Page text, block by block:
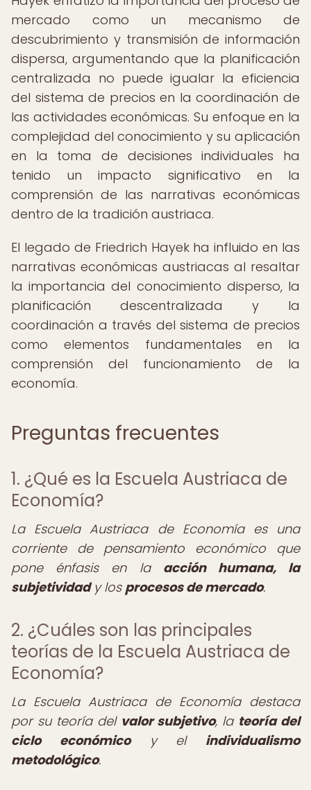
mercado como un mecanismo de
descubrimiento y transmisión de información
dispersa, argumentando que la planificación
centralizada no puede igualar la eficiencia
del sistema de precios en la coordinación de
las actividades económicas. Su enfoque en la
complejidad del conocimiento y su aplicación
en la toma de decisiones individuales ha
tenido un impacto significativo en la
comprensión de las narrativas económicas
dentro de la tradición austriaca.
El legado de Friedrich Hayek ha influido en las
narrativas económicas austriacas al resaltar
la importancia del conocimiento disperso, la
planificación descentralizada y la
coordinación a través del sistema de precios
como elementos fundamentales en la
comprensión del funcionamiento de la
economía.
Preguntas frecuentes
1. ¿Qué es la Escuela Austriaca de
Economía?
La Escuela Austriaca de Economía es una
corriente de pensamiento económico que
pone énfasis en la acción humana, la
subjetividady los procesos de mercado.
2. ¿Cuáles son las principales
teorías de la Escuela Austriaca de
Economía?
La Escuela Austriaca de Economía destaca
por su teoría del valor subjetivo, la teoría del
ciclo económicoy el individualismo
metodológico.